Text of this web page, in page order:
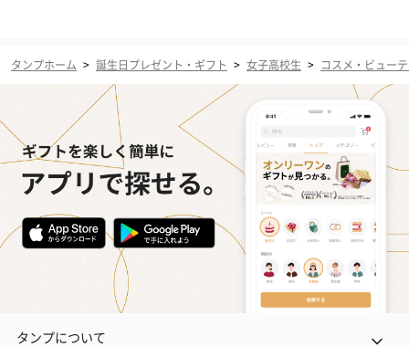
タンプホーム > 誕生日プレゼント・ギフト > 女子高校生 > コスメ・ビュー
タンプについて